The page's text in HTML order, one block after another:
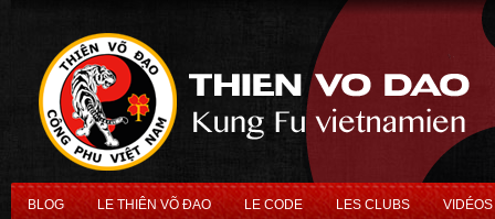
BLOG LE THIÊN VÕ ĐAO LE CODE LES CLUBS VIDÉOS